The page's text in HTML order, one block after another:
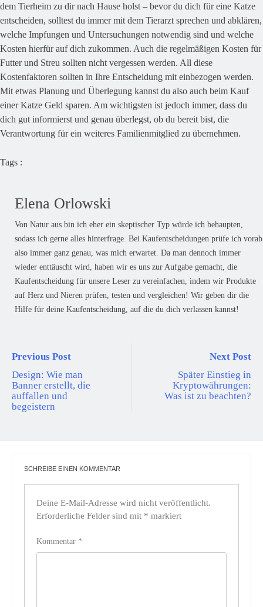
dem Tierheim zu dir nach Hause holst – bevor du dich für eine Katze
entscheiden, solltest du immer mit dem Tierarzt sprechen und abklären,
welche Impfungen und Untersuchungen notwendig sind und welche
Kosten hierfür auf dich zukommen. Auch die regelmäßigen Kosten für
Futter und Streu sollten nicht vergessen werden. All diese
Kostenfaktoren sollten in Ihre Entscheidung mit einbezogen werden.
Mit etwas Planung und Überlegung kannst du also auch beim Kauf
einer Katze Geld sparen. Am wichtigsten ist jedoch immer, dass du
dich gut informierst und genau überlegst, ob du bereit bist, die
Verantwortung für ein weiteres Familienmitglied zu übernehmen.
Tags :
Elena Orlowski
Von Natur aus bin ich eher ein skeptischer Typ würde ich behaupten,
sodass ich gerne alles hinterfrage. Bei Kaufentscheidungen prüfe ich vorab
also immer ganz genau, was mich erwartet. Da man dennoch immer
wieder enttäuscht wird, haben wir es uns zur Aufgabe gemacht, die
Kaufentscheidung für unsere Leser zu vereinfachen, indem wir Produkte
auf Herz und Nieren prüfen, testen und vergleichen! Wir geben dir die
Hilfe für deine Kaufentscheidung, auf die du dich verlassen kannst!
Previous Post
Design: Wie man
Banner erstellt, die
auffallen und
begeistern
Next Post
Später Einstieg in
Kryptowährungen:
Was ist zu beachten?
SCHREIBE EINEN KOMMENTAR
Deine E-Mail-Adresse wird nicht veröffentlicht.
Erforderliche Felder sind mit * markiert
Kommentar *